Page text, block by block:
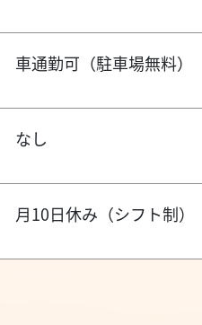
車通勤可（駐車場無料）
なし
月10日休み（シフト制）